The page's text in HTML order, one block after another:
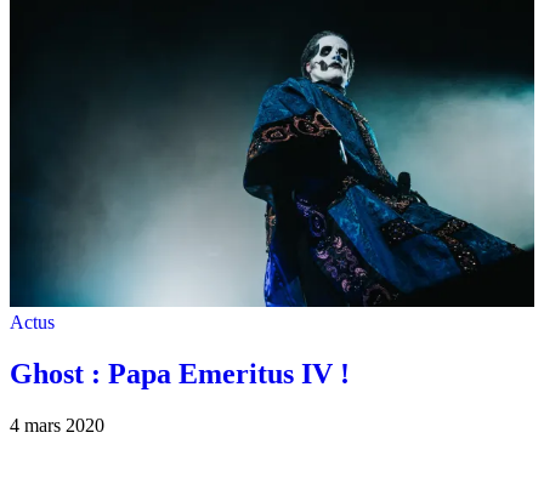
Actus
Ghost : Papa Emeritus IV !
4 mars 2020